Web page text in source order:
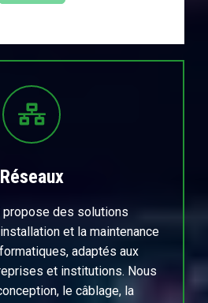
Réseaux
propose des solutions
et la maintenance
adaptés aux
et institutions. Nous
le câblage, la